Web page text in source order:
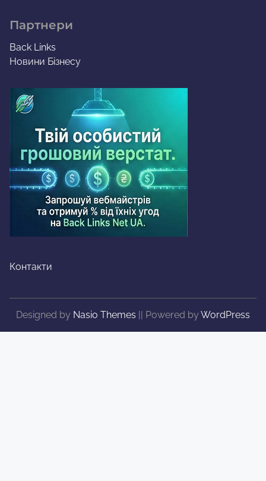
Партнери
Back Links
Новини Бізнесу
Контакти
Designed by Nasio Themes || Powered by WordPress